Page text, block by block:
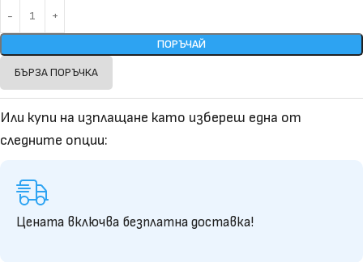
ПОРЪЧАЙ
БЪРЗА ПОРЪЧКА
Или купи на изплащане като избереш една от
следните опции:
Цената включва безплатна доставка!